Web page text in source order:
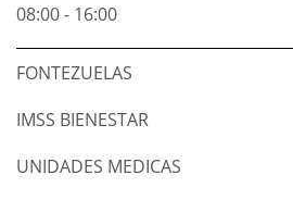
08:00 - 16:00
FONTEZUELAS
IMSS BIENESTAR
UNIDADES MEDICAS